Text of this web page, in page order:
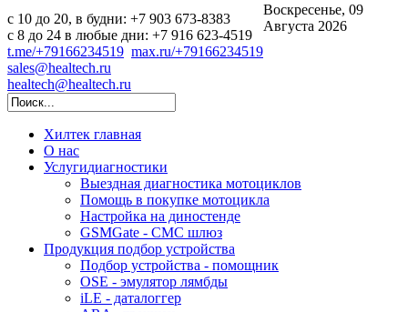
c 10 до 20, в будни: +7 903 673-8383
с 8 до 24 в любые дни: +7 916 623-4519
t.me/+79166234519 max.ru/+79166234519
sales@healtech.ru
healtech@healtech.ru
Воскресенье, 09
Августа 2026
Хилтек главная
О нас
Услугидиагностики
Выездная диагностика мотоциклов
Помощь в покупке мотоцикла
Настройка на диностенде
GSMGate - СМС шлюз
Продукция подбор устройства
Подбор устройства - помощник
OSE - эмулятор лямбды
iLE - даталоггер